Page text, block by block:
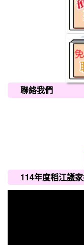
聯絡我們
114年度稻江護